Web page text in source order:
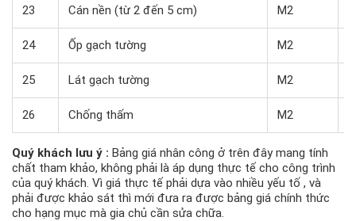
23 Cán nền (từ 2 đến 5 cm) M2
24 Ốp gạch tường M2
25 Lát gạch tường M2
26 Chống thấm M2
Quý khách lưu ý : Bảng giá nhân công ở trên đây mang tính
chất tham khảo, không phải là áp dụng thực tế cho công trình
của quý khách. Vì giá thực tế phải dựa vào nhiều yếu tố , và
phải được khảo sát thì mới đưa ra được bảng giá chính thức
cho hạng mục mà gia chủ cần sửa chữa.